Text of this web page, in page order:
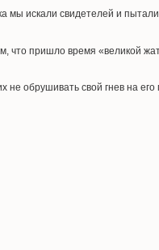
мы искали свидетелей и
что пришло время «великой
не обрушивать свой гнев на